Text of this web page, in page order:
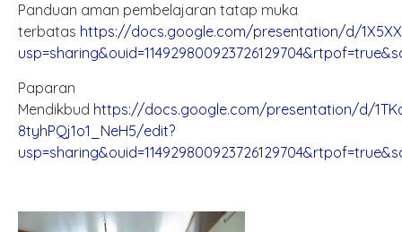
Panduan aman pembelajaran tatap muka
terbatas https://docs.google.com/presentation/d/
Paparan
Mendikbud https://docs.google.com/presentation/d/
8tyhPQj1o1_NeH5/edit?